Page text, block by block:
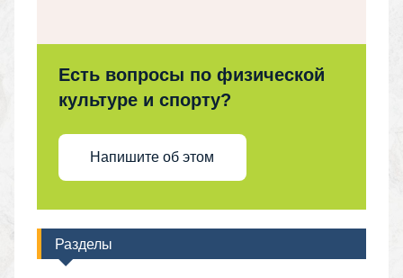
Есть вопросы по физической
культуре и спорту?
Напишите об этом
Разделы